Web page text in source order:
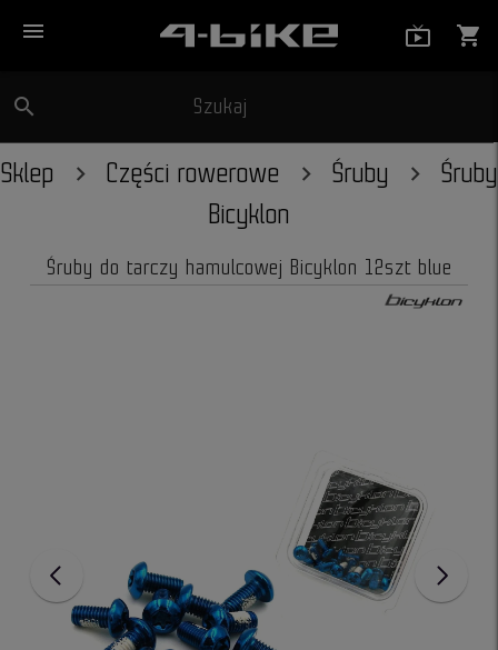
menu shopping_cart
search Szukaj
Sklep Części rowerowe Śruby
Śruby
Bicyklon
Śruby do tarczy hamulcowej Bicyklon 12szt blue